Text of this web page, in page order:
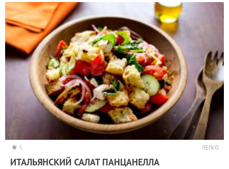
5 ЛЕГКО
ИТАЛЬЯНСКИЙ САЛАТ ПАНЦАНЕЛЛА